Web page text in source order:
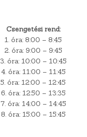
Csengetési rend:
1. óra: 8:00 – 8:45
2. óra: 9:00 – 9:45
3. óra: 10:00 – 10:45
4. óra: 11:00 – 11:45
5. óra: 12:00 – 12:45
6. óra: 12:50 – 13:35
7. óra: 14:00 – 14:45
8. óra: 15:00 – 15:45